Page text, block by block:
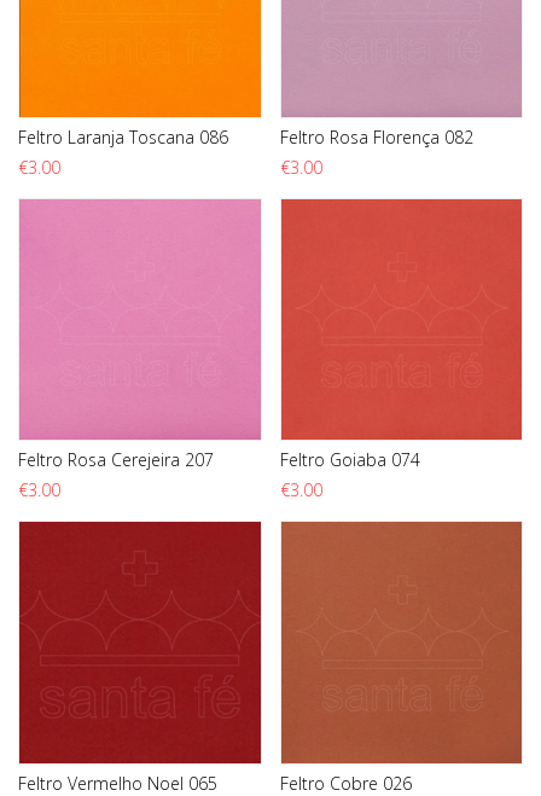
Feltro Laranja Toscana 086
€3.00
Feltro Rosa Florença 082
€3.00
Feltro Rosa Cerejeira 207
€3.00
Feltro Goiaba 074
€3.00
Feltro Vermelho Noel 065
Feltro Cobre 026